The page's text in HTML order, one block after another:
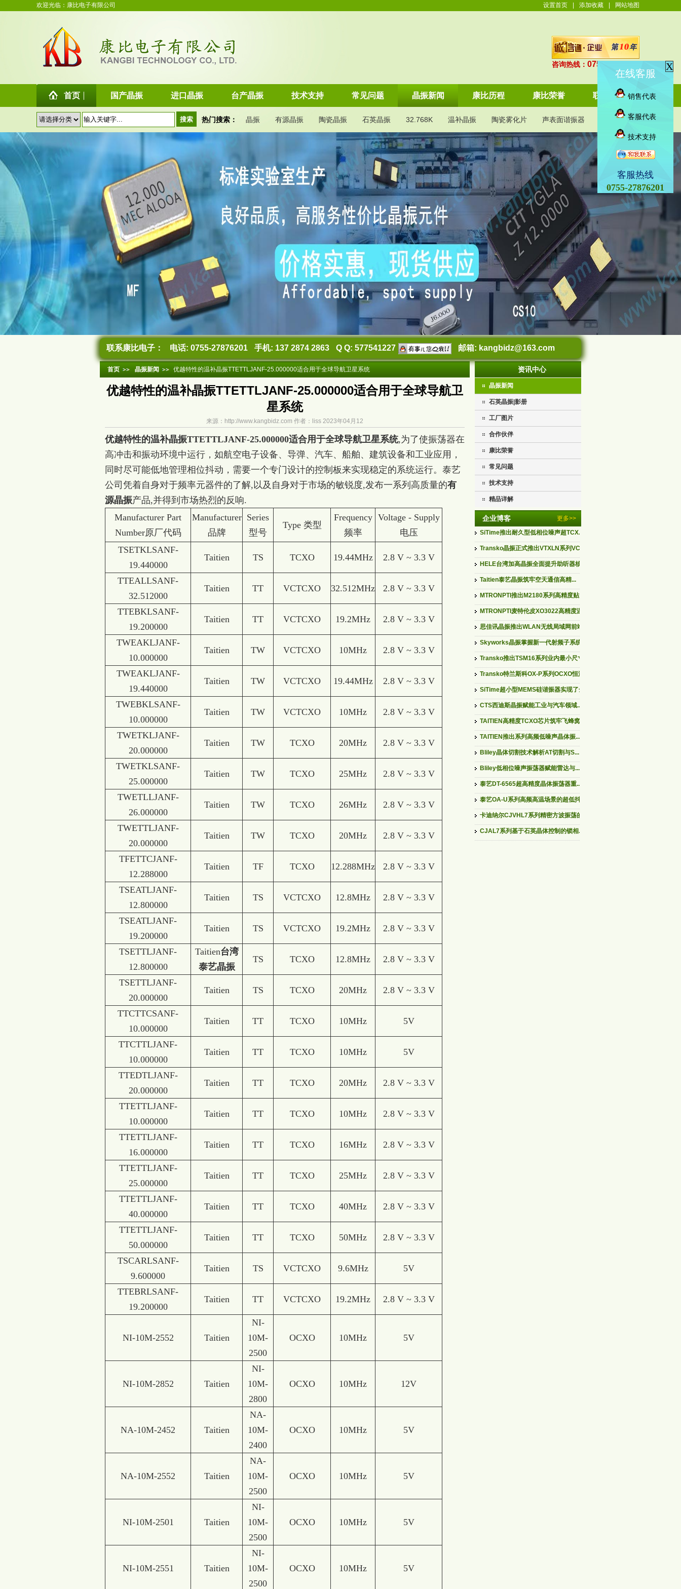
欢迎光临：康比电子有限公司 设置首页 添加收藏 网站地图
咨询热线： 0755-27876201
首页 国产晶振 进口晶振 台产晶振 技术支持 常见问题 晶振新闻 康比历程 康比荣誉 联系康比
热门搜索： 晶振 有源晶振 陶瓷晶振 石英晶振 32.768K 温补晶振 陶瓷雾化片 声表面谐振器 KDS晶振
联系康比电子： 电话: 0755-27876201 手机: 137 2874 2863 Q Q: 577541227 邮箱: kangbidz@163.com
资讯中心
晶振新闻
石英晶振|影册
工厂图片
合作伙伴
康比荣誉
常见问题
技术支持
精品详解
企业博客
更多>>
SiTime推出耐久型低相位噪声超TCX...
Transko晶振正式推出VTXLN系列VCT...
HELE台湾加高晶振全面提升助听器核...
Taitien泰艺晶振筑牢空天通信高精...
MTRONPTI推出M2180系列高精度贴片...
MTRONPTI麦特伦皮XO3022高精度温补...
思佳讯晶振推出WLAN无线局域网前端...
Skyworks晶振掌握新一代射频子系统...
Transko推出TSM16系列业内最小尺寸...
Transko特兰斯科OX-P系列OCXO恒温...
SiTime超小型MEMS硅谐振器实现了全...
CTS西迪斯晶振赋能工业与汽车领域...
TAITIEN高精度TCXO芯片筑牢飞蜂窝...
TAITIEN推出系列高频低噪声晶体振...
Bliley晶体切割技术解析AT切割与S...
Bliley低相位噪声振荡器赋能雷达与...
泰艺DT-6565超高精度晶体振荡器重...
泰艺OA-U系列高频高温场景的超低抖...
卡迪纳尔CJVHL7系列精密方波振荡的...
CJAL7系列基于石英晶体控制的锁相...
首页 晶振新闻 优越特性的温补晶振TTETTLJANF-25.000000适合用于全球导航卫星系统
优越特性的温补晶振TTETTLJANF-25.000000适合用于全球导航卫
星系统
来源：http://www.kangbidz.com 作者：liss 2023年04月12
优越特性的温补晶振TTETTLJANF-25.000000适合用于全球导航卫星系统,为了使振荡器在
高冲击和振动环境中运行，如航空电子设备、导弹、汽车、船舶、建筑设备和工业应用，
同时尽可能低地管理相位抖动，需要一个专门设计的控制板来实现稳定的系统运行。泰艺
公司凭着自身对于频率元器件的了解,以及自身对于市场的敏锐度,发布一系列高质量的有
源晶振产品,并得到市场热烈的反响.
Manufacturer Part
Number原厂代码
Manufacturer
品牌
Series
型号
Type 类型
Frequency
频率
Voltage - Supply
电压
TSETKLSANF-
19.440000
Taitien TS TCXO 19.44MHz 2.8 V ~ 3.3 V
TTEALLSANF-
32.512000
Taitien TT VCTCXO 32.512MHz 2.8 V ~ 3.3 V
TTEBKLSANF-
19.200000
Taitien TT VCTCXO 19.2MHz 2.8 V ~ 3.3 V
TWEAKLJANF-
10.000000
Taitien TW VCTCXO 10MHz 2.8 V ~ 3.3 V
TWEAKLJANF-
19.440000
Taitien TW VCTCXO 19.44MHz 2.8 V ~ 3.3 V
TWEBKLSANF-
10.000000
Taitien TW VCTCXO 10MHz 2.8 V ~ 3.3 V
TWETKLJANF-
20.000000
Taitien TW TCXO 20MHz 2.8 V ~ 3.3 V
TWETKLSANF-
25.000000
Taitien TW TCXO 25MHz 2.8 V ~ 3.3 V
TWETLLJANF-
26.000000
Taitien TW TCXO 26MHz 2.8 V ~ 3.3 V
TWETTLJANF-
20.000000
Taitien TW TCXO 20MHz 2.8 V ~ 3.3 V
TFETTCJANF-
12.288000
Taitien TF TCXO 12.288MHz 2.8 V ~ 3.3 V
TSEATLJANF-
12.800000
Taitien TS VCTCXO 12.8MHz 2.8 V ~ 3.3 V
TSEATLJANF-
19.200000
Taitien TS VCTCXO 19.2MHz 2.8 V ~ 3.3 V
TSETTLJANF-
12.800000
Taitien台湾
泰艺晶振
TS TCXO 12.8MHz 2.8 V ~ 3.3 V
TSETTLJANF-
20.000000
Taitien TS TCXO 20MHz 2.8 V ~ 3.3 V
TTCTTCSANF-
10.000000
Taitien TT TCXO 10MHz 5V
TTCTTLJANF-
10.000000
Taitien TT TCXO 10MHz 5V
TTEDTLJANF-
20.000000
Taitien TT TCXO 20MHz 2.8 V ~ 3.3 V
TTETTLJANF-
10.000000
Taitien TT TCXO 10MHz 2.8 V ~ 3.3 V
TTETTLJANF-
16.000000
Taitien TT TCXO 16MHz 2.8 V ~ 3.3 V
TTETTLJANF-
25.000000
Taitien TT TCXO 25MHz 2.8 V ~ 3.3 V
TTETTLJANF-
40.000000
Taitien TT TCXO 40MHz 2.8 V ~ 3.3 V
TTETTLJANF-
50.000000
Taitien TT TCXO 50MHz 2.8 V ~ 3.3 V
TSCARLSANF-
9.600000
Taitien TS VCTCXO 9.6MHz 5V
TTEBRLSANF-
19.200000
Taitien TT VCTCXO 19.2MHz 2.8 V ~ 3.3 V
NI-10M-2552 Taitien
NI-
10M-
2500
OCXO 10MHz 5V
NI-10M-2852 Taitien
NI-
10M-
2800
OCXO 10MHz 12V
NA-10M-2452 Taitien
NA-
10M-
2400
OCXO 10MHz 5V
NA-10M-2552 Taitien
NA-
10M-
2500
OCXO 10MHz 5V
NI-10M-2501 Taitien
NI-
10M-
2500
OCXO 10MHz 5V
NI-10M-2551 Taitien
NI-
10M-
2500
OCXO 10MHz 5V
在线客服
X
销售代表
客服代表
技术支持
客服热线
0755-27876201